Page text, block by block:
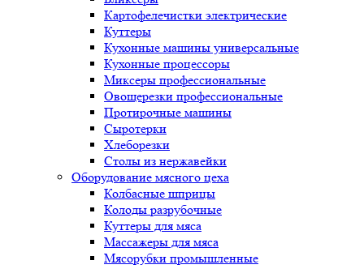
Картофелечистки электрические
Куттеры
Кухонные машины универсальные
Кухонные процессоры
Миксеры профессиональные
Овощерезки профессиональные
Протирочные машины
Сыротерки
Хлеборезки
Столы из нержавейки
Оборудование мясного цеха
Колбасные шприцы
Колоды разрубочные
Куттеры для мяса
Массажеры для мяса
Мясорубки промышленные